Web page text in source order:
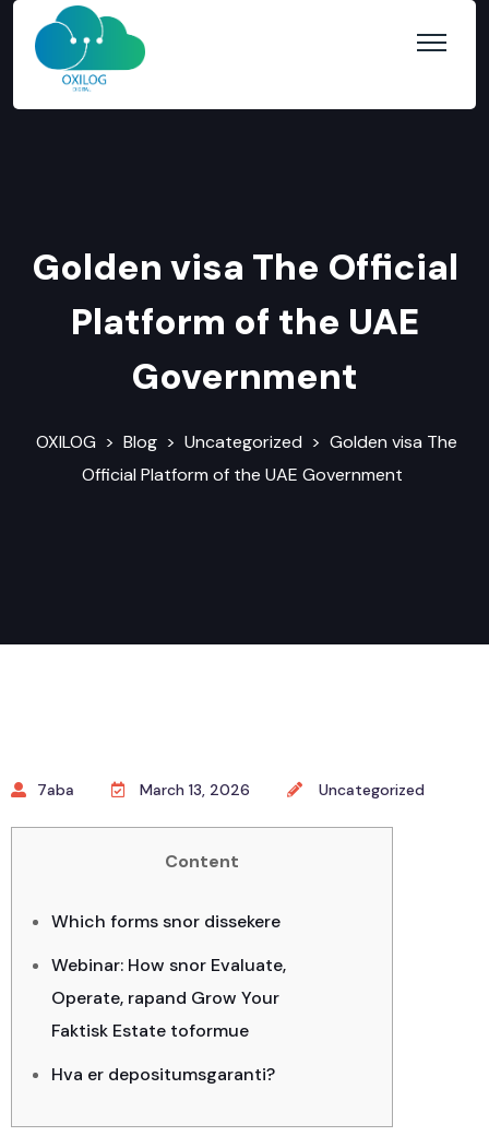
Golden visa The Official
Platform of the UAE
Government
OXILOG > Blog > Uncategorized > Golden visa The
Official Platform of the UAE Government
7aba March 13, 2026 Uncategorized
Content
Which forms snor dissekere
Webinar: How snor Evaluate,
Operate, rapand Grow Your
Faktisk Estate toformue
Hva er depositumsgaranti?